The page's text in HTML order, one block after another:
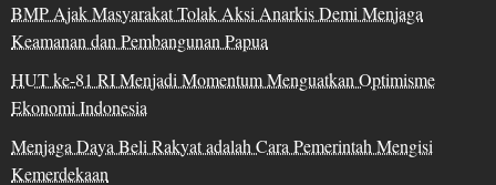
BMP Ajak Masyarakat Tolak Aksi Anarkis Demi Menjaga
Keamanan dan Pembangunan Papua
HUT ke-81 RI Menjadi Momentum Menguatkan Optimisme
Ekonomi Indonesia
Menjaga Daya Beli Rakyat adalah Cara Pemerintah Mengisi
Kemerdekaan